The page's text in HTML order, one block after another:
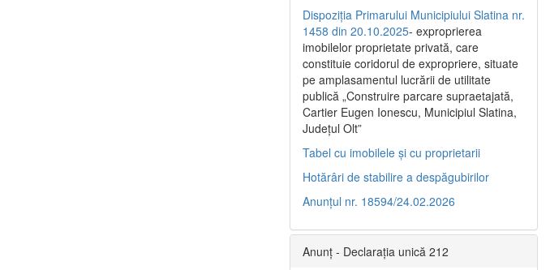
Dispoziția Primarului Municipiului Slatina nr.
1458 din 20.10.2025- exproprierea
imobilelor proprietate privată, care
constituie coridorul de expropriere, situate
pe amplasamentul lucrării de utilitate
publică „Construire parcare supraetajată,
Cartier Eugen Ionescu, Municipiul Slatina,
Județul Olt”
Tabel cu imobilele și cu proprietarii
Hotărâri de stabilire a despăgubirilor
Anunțul nr. 18594/24.02.2026
Anunț - Declarația unică 212